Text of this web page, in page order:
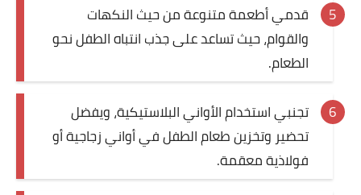
قدمي أطعمة متنوعة من حيث النكهات
والقوام، حيث تساعد على جذب انتباه الطفل نحو
الطعام.
تجنبي استخدام الأواني البلاستيكية، ويفضل
تحضير وتخزين طعام الطفل في أواني زجاجية أو
فولاذية معقمة.